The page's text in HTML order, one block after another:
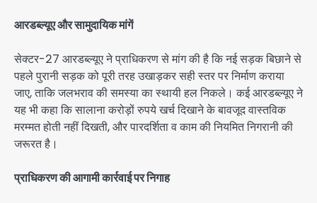
आरडब्ल्यूए और सामुदायिक मांगें
सेक्टर-27 आरडब्ल्यूए ने प्राधिकरण से मांग की है कि नई सड़क बिछाने से
पहले पुरानी सड़क को पूरी तरह उखाड़कर सही स्तर पर निर्माण कराया
जाए, ताकि जलभराव की समस्या का स्थायी हल निकले। कई आरडब्ल्यूए ने
यह भी कहा कि सालाना करोड़ों रुपये खर्च दिखाने के बावजूद वास्तविक
मरम्मत होती नहीं दिखती, और पारदर्शिता व काम की नियमित निगरानी की
जरूरत है।
प्राधिकरण की आगामी कार्रवाई पर निगाह